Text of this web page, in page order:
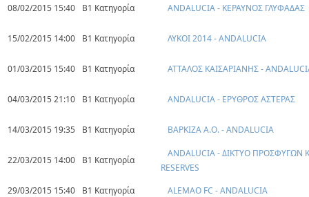
08/02/2015 15:40 Β1 Κατηγορία ANDALUCIA - ΚΕΡΑΥΝΟΣ ΓΛΥΦΑΔΑΣ
15/02/2015 14:00 Β1 Κατηγορία ΛΥΚΟΙ 2014 - ANDALUCIA
01/03/2015 15:40 Β1 Κατηγορία ΑΤΤΑΛΟΣ ΚΑΙΣΑΡΙΑΝΗΣ -
04/03/2015 21:10 Β1 Κατηγορία ANDALUCIA - ΕΡΥΘΡΟΣ ΑΣΤΕΡΑΣ
14/03/2015 19:35 Β1 Κατηγορία ΒΑΡΚΙΖΑ Α.Ο. - ANDALUCIA
22/03/2015 14:00 Β1 Κατηγορία
ANDALUCIA - ΔΙΚΤΥΟ ΠΡΟΣΦΥΓΩΝ
RESERVES
29/03/2015 15:40
Β1 Κατηγορία ALEMAO FC - ANDALUCIA